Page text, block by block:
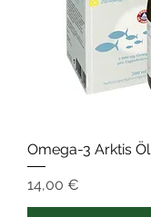
Omega-3 Arktis Öl
Preis
14,00 €